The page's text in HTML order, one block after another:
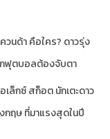
ควนด้า คือใคร? ดาวรุ่ง
ฟุตบอลต้องจับตา
เล็กซ์ สก็อต นักเตะดาว
กฤษ ที่มาแรงสุดในปี